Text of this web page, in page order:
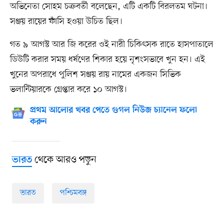
অভিনেতা সোহম চক্রবর্তী বলেছেন, এটি একটি বিরলতম ঘটনা।
সঞ্জয় রায়ের ফাঁসি হওয়া উচিত ছিল।
গত ৯ আগস্ট আর জি করের ওই নারী চিকিৎসক রাতে হাসপাতালে
ডিউটি করার সময় ধর্ষণের শিকার হয়ে নৃশংসভাবে খুন হন। এই
খুনের অপরাধে পুলিশ সঞ্জয় রায় নামের একজন সিভিক
ভলান্টিয়ারকে গ্রেপ্তার করে ১০ আগস্ট।
প্রথম আলোর খবর পেতে গুগল নিউজ চ্যানেল ফলো
করুন
ভারতথেকে আরও পড়ুন
ভারত পশ্চিমবঙ্গ